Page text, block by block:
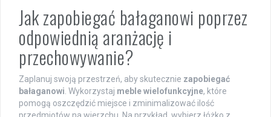
Jak zapobiegać bałaganowi poprzez
odpowiednią aranżację i
przechowywanie?
Zaplanuj swoją przestrzeń, aby skutecznie zapobiegać
bałaganowi . Wykorzystaj meble wielofunkcyjne, które
pomogą oszczędzić miejsce i zminimalizować ilość